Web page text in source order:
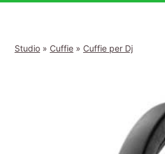
Studio » Cuffie » Cuffie per Dj